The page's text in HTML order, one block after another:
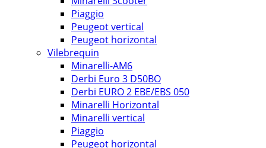
Piaggio
Peugeot vertical
Peugeot horizontal
Vilebrequin
Minarelli-AM6
Derbi Euro 3 D50BO
Derbi EURO 2 EBE/EBS 050
Minarelli Horizontal
Minarelli vertical
Piaggio
Peugeot horizontal